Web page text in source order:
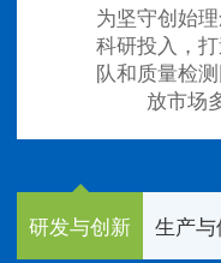
为坚守创始
科研投入，
队和质量检
放市场
研发与创新 生产